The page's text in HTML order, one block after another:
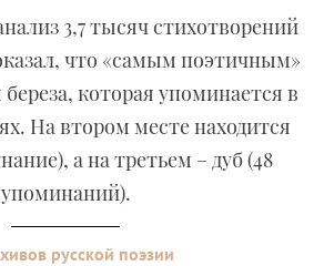
3,7 тысяч стихотворений
что «самым поэтичным»
которая упоминается в
На втором месте находится
а на третьем – дуб (48
упоминаний).
русской поэзии